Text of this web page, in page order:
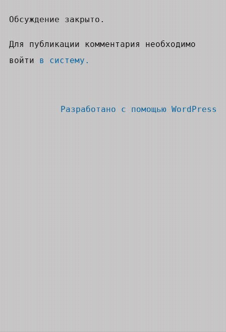
Обсуждение закрыто.
Для публикации комментария необходимо
войтив систему.
Разработано с помощьюWordPress